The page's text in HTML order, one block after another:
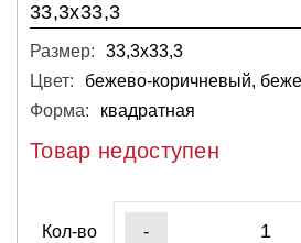
33,3x33,3
Размер:
33,3х33,3
Цвет:
Форма:
квадратная
Товар недоступен
Кол-во -